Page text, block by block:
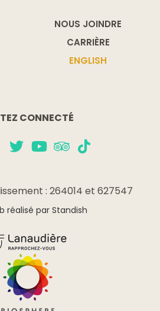
NOUS JOINDRE
CARRIÈRE
ENGLISH
CONNECTÉ
: 264014 et 627547
réalisé par Standish